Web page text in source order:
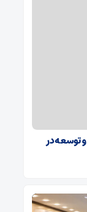
توسعه در